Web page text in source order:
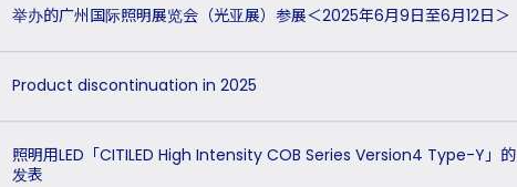
举办的广州国际照明展览会（光亚展）参展＜2025年6月9日至6月12日＞
Product discontinuation in 2025
照明用LED「CITILED High Intensity COB Series Version4 Type-Y」的
发表